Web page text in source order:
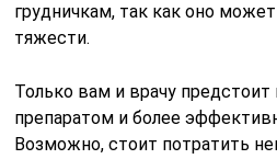
грудничкам, так как оно
тяжести.
Только вам и врачу
препаратом и более
Возможно, стоит потратить